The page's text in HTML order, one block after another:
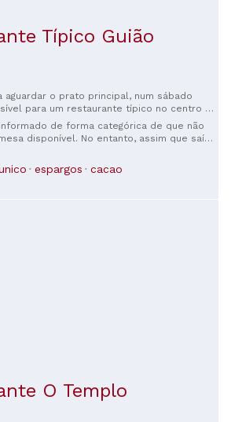
Típico Guião
a aguardar o prato principal, num sábado
para um restaurante típico no centro de
de forma categórica de que não
disponível. No entanto, assim que saí
mesa para duas pessoas e foi
O problema não foi a falta de
sobre o profissionalismo e o
espargos cacao
O Templo